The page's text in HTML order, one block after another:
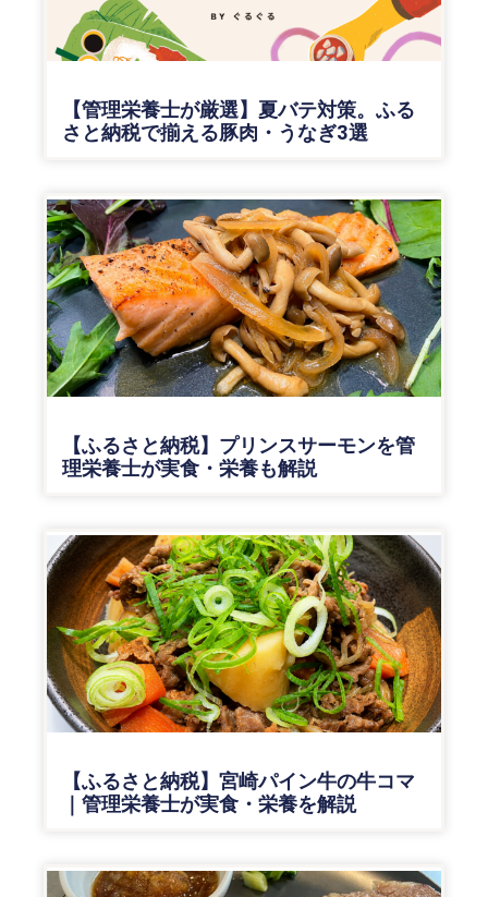
【管理栄養士が厳選】夏バテ対策。ふる
さと納税で揃える豚肉・うなぎ3選
【ふるさと納税】プリンスサーモンを管
理栄養士が実食・栄養も解説
【ふるさと納税】宮崎パイン牛の牛コマ
｜管理栄養士が実食・栄養を解説